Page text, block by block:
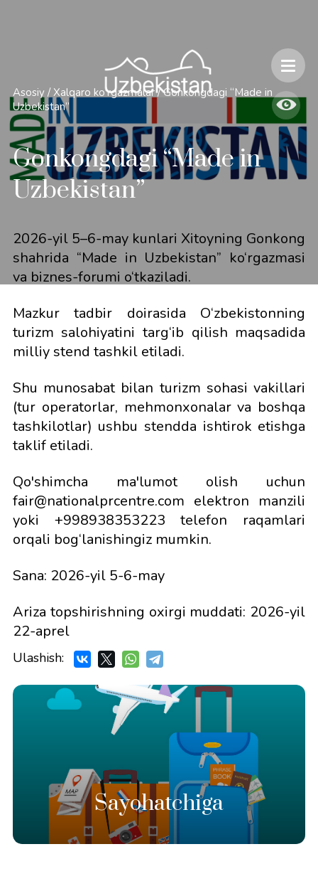
Asosiy / Xalqaro ko'rgazmalar / Gonkongdagi “Made in
Uzbekistan”
Gonkongdagi “Made in
Uzbekistan”
2026-yil 5–6-may kunlari Xitoyning Gonkong
shahrida “Made in Uzbekistan” ko‘rgazmasi
va biznes-forumi o‘tkaziladi.
Mazkur tadbir doirasida O‘zbekistonning
turizm salohiyatini targ‘ib qilish maqsadida
milliy stend tashkil etiladi.
Shu munosabat bilan turizm sohasi vakillari
(tur operatorlar, mehmonxonalar va boshqa
tashkilotlar) ushbu stendda ishtirok etishga
taklif etiladi.
Qo'shimcha ma'lumot olish uchun
fair@nationalprcentre.com elektron manzili
yoki +998938353223 telefon raqamlari
orqali bog‘lanishingiz mumkin.
Sana: 2026-yil 5-6-may
Ariza topshirishning oxirgi muddati: 2026-yil
22-aprel
Ulashish:
Sayohatchiga